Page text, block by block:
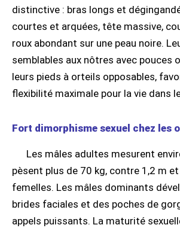
distinctive : bras longs et
courtes et arquées, tête massive,
roux abondant sur une peau noire.
semblables aux nôtres avec pouces
leurs pieds à orteils opposables,
flexibilité maximale pour la vie dans
Fort dimorphisme sexuel chez les
Les mâles adultes mesurent
pèsent plus de 70 kg, contre 1,2 m
femelles. Les mâles dominants
brides faciales et des poches de
appels puissants. La maturité